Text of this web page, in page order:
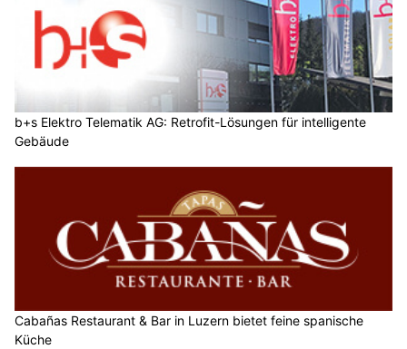
b+s Elektro Telematik AG: Retrofit-Lösungen für intelligente
Gebäude
Cabañas Restaurant & Bar in Luzern bietet feine spanische
Küche